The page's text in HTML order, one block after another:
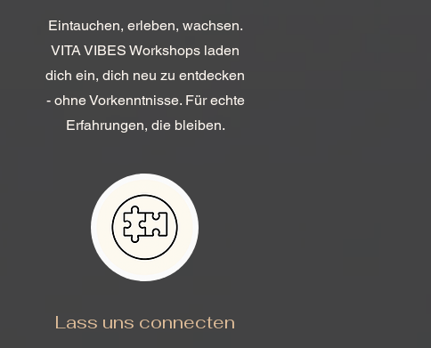
Eintauchen, erleben, wachsen.
VITA VIBES Workshops laden
dich ein, dich neu zu entdecken
- ohne Vorkenntnisse. Für echte
Erfahrungen, die bleiben.
Lass uns connecten